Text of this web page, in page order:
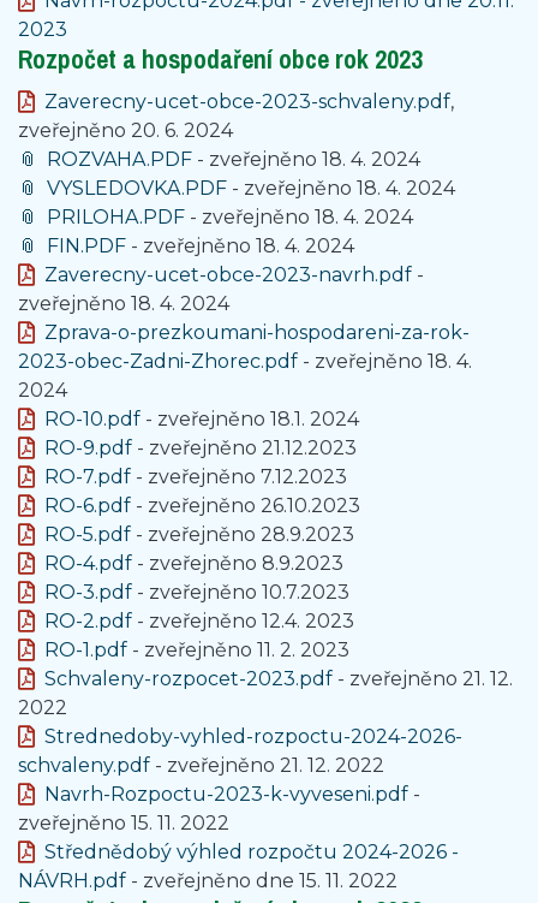
2023
Rozpočet a hospodaření obce rok 2023
Zaverecny-ucet-obce-2023-schvaleny.pdf,
zveřejněno 20. 6. 2024
ROZVAHA.PDF- zveřejněno 18. 4. 2024
VYSLEDOVKA.PDF- zveřejněno 18. 4. 2024
PRILOHA.PDF- zveřejněno 18. 4. 2024
FIN.PDF- zveřejněno 18. 4. 2024
Zaverecny-ucet-obce-2023-navrh.pdf-
zveřejněno 18. 4. 2024
Zprava-o-prezkoumani-hospodareni-za-rok-
2023-obec-Zadni-Zhorec.pdf - zveřejněno 18. 4.
2024
RO-10.pdf- zveřejněno 18.1. 2024
RO-9.pdf- zveřejněno 21.12.2023
RO-7.pdf- zveřejněno 7.12.2023
RO-6.pdf- zveřejněno 26.10.2023
RO-5.pdf- zveřejněno 28.9.2023
RO-4.pdf- zveřejněno 8.9.2023
RO-3.pdf- zveřejněno 10.7.2023
RO-2.pdf- zveřejněno 12.4. 2023
RO-1.pdf- zveřejněno 11. 2. 2023
Schvaleny-rozpocet-2023.pdf- zveřejněno 21. 12.
2022
Strednedoby-vyhled-rozpoctu-2024-2026-
schvaleny.pdf - zveřejněno 21. 12. 2022
Navrh-Rozpoctu-2023-k-vyveseni.pdf-
zveřejněno 15. 11. 2022
Střednědobý výhled rozpočtu 2024-2026 -
NÁVRH.pdf - zveřejněno dne 15. 11. 2022